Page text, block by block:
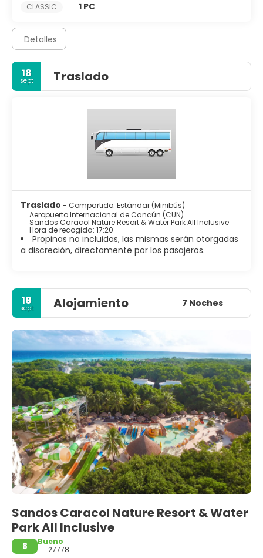
CLASSIC
1 PC
Detalles
18
sept Traslado
Traslado - Compartido: Estándar (Minibús)
Aeropuerto Internacional de Cancún (CUN)
Sandos Caracol Nature Resort & Water Park All Inclusive
Hora de recogida: 17:20
Propinas no incluidas, las mismas serán otorgadas
a discreción, directamente por los pasajeros.
18
sept Alojamiento 7 Noches
Sandos Caracol Nature Resort & Water
Park All Inclusive
8
Bueno
27778